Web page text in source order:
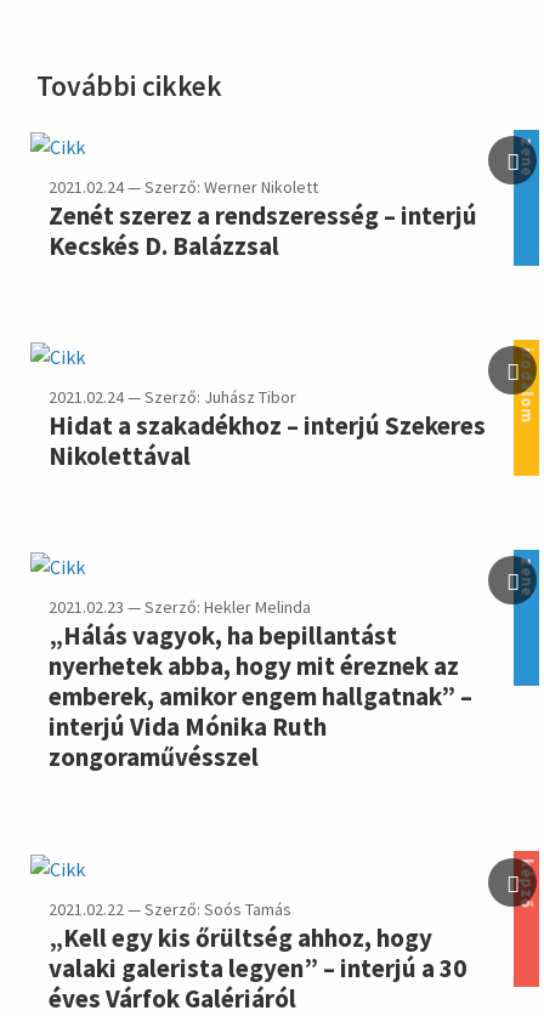
További cikkek
zene
2021.02.24 — Szerző: Werner Nikolett
Zenét szerez a rendszeresség – interjú
Kecskés D. Balázzsal
irodalom
2021.02.24 — Szerző: Juhász Tibor
Hidat a szakadékhoz – interjú Szekeres
Nikolettával
zene
2021.02.23 — Szerző: Hekler Melinda
„Hálás vagyok, ha bepillantást
nyerhetek abba, hogy mit éreznek az
emberek, amikor engem hallgatnak” –
interjú Vida Mónika Ruth
zongoraművésszel
képző
2021.02.22 — Szerző: Soós Tamás
„Kell egy kis őrültség ahhoz, hogy
valaki galerista legyen” – interjú a 30
éves Várfok Galériáról